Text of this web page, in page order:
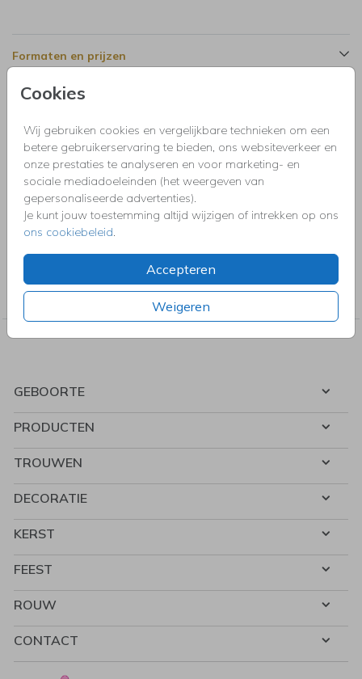
Cookies
Wij gebruiken cookies en vergelijkbare technieken om een
betere gebruikerservaring te bieden, ons websiteverkeer en
onze prestaties te analyseren en voor marketing- en
sociale mediadoeleinden (het weergeven van
gepersonaliseerde advertenties).
Je kunt jouw toestemming altijd wijzigen of intrekken op ons
ons cookiebeleid.
Accepteren
Weigeren
Formaten en prijzen
Productinformatie
Omschrijving
Uitnodiging verjaardag zwart 40 jaar met foto's, ballonnen
en goudfolie.
Collectie
Uitnodigingen kinderfeestje, doopfeest, babyshower,
communie, geslaagd, high tea, housewarming, jubileum,
kerstdiner, pensioen, save the dat, tuinfeest, BBQ of verjaardag.
GEBOORTE
PRODUCTEN
TROUWEN
DECORATIE
KERST
FEEST
ROUW
CONTACT